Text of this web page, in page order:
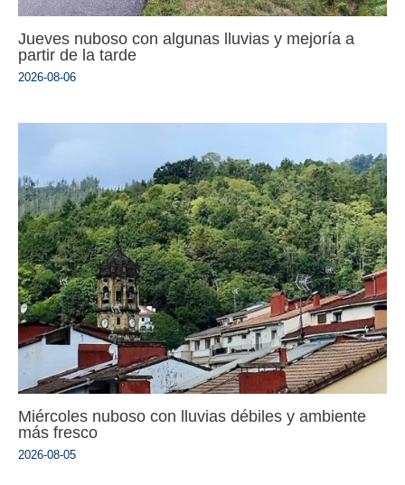
Jueves nuboso con algunas lluvias y mejoría a
partir de la tarde
2026-08-06
Miércoles nuboso con lluvias débiles y ambiente
más fresco
2026-08-05